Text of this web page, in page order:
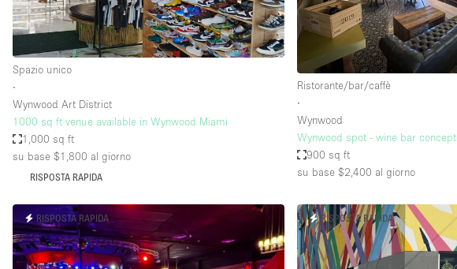
Giardino
Impianto audiovisivo
Internet
Magazzino
Spazio living
Terrace
Spazio unico
∙
Wynwood Art District
1000 sq ft venue available in Wynwood Miami
1,000 sq ft
su base $1,800 al giorno
RISPOSTA RAPIDA
Ristorante/bar/caffè
∙
Wynwood
Wynwood spot - wine bar concept
900 sq ft
su base $2,400 al giorno
RISPOSTA RAPIDA RISPOSTA RAPIDA